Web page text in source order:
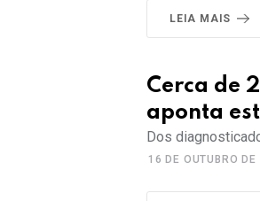
LEIA MAIS
Cerca de
aponta
Dos
16 DE OUTUBRO